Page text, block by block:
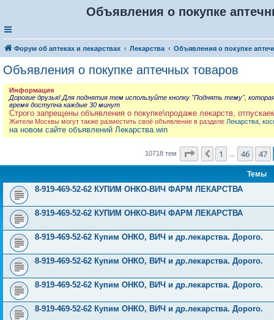
Объявления о покупке
Форум об аптеках и лекарствах Лекарства Объявления о покупке
Объявления о покупке аптечных товаров
Информация
Дорогие друзья! Для поднятия тем используйте кнопку "Поднять тему",
время доступна каждые 30 минут
Строго запрещены объявления о покупке\продаже лекарств,
Жители Москвы могут также разместить своё объявление в разделе Лекарства,
на новом сайте объявлений Лекарства.win
10718 тем Страница 48из 429
Пред.
1 46 47
Темы
8-919-469-52-62 КУПИМ ОНКО-ВИЧ ФАРМ ЛЕКАРСТВА
8-919-469-52-62 КУПИМ ОНКО-ВИЧ ФАРМ ЛЕКАРСТВА
8-919-469-52-62 Купим ОНКО, ВИЧ и др.лекарства. Дорого.
8-919-469-52-62 Купим ОНКО, ВИЧ и др.лекарства. Дорого.
8-919-469-52-62 Купим ОНКО, ВИЧ и др.лекарства. Дорого.
8-919-469-52-62 Купим ОНКО, ВИЧ и др.лекарства. Дорого.